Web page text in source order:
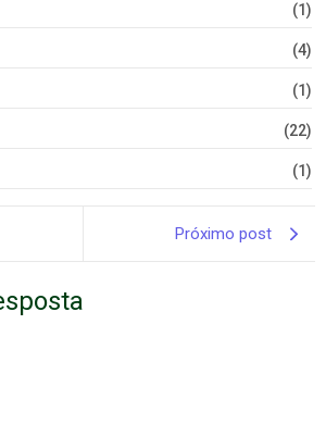
(1)
(4)
(1)
(22)
(1)
Próximo post